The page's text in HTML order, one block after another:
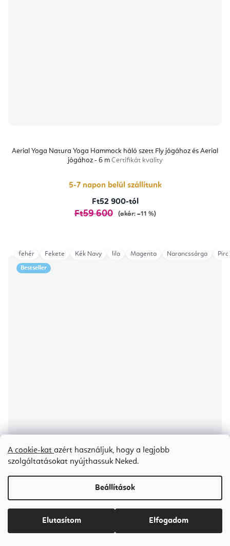
A cookie-kat azért használjuk, hogy a legjobb
szolgáltatásokat nyújthassuk Neked.
Beállítások
Elutasítom Elfogadom
Aerial Yoga Natura Yoga Hammock háló szett Fly jógához és Aerial
jógához - 6 m Certifikát kvality
5-7 napon belül szállítunk
Ft52 900-tól
Ft59 600 (akár: –11 %)
Bestseller
fehér Fekete Kék Navy lila Magenta Narancssárga